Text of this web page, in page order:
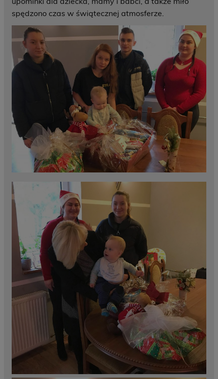
spędzono czas w świątecznej atmosferze.